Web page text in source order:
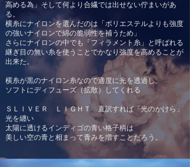
高める為」そして何より合繊では出せない佇まいがあ
る。
横糸にナイロンを選んだのは「ポリエステルよりも強度
の強いナイロンで綿の脆弱性を補うため」
さらにナイロンの中でも「フィラメント糸」と呼ばれる
継ぎ目の無い糸を使うことでかなり強度を高めることが
出来た。
横糸が黒のナイロン糸なので適度に光を透過し、
ソフトにディフューズ（拡散）してくれる
ＳＬＩＶＥＲ ＬＩＧＨＴ 直訳すれば「光のかけら」
光を纏い
太陽に透けるインディゴの青い格子柄は
美しい空の青と相まって青みを増すことだろう。